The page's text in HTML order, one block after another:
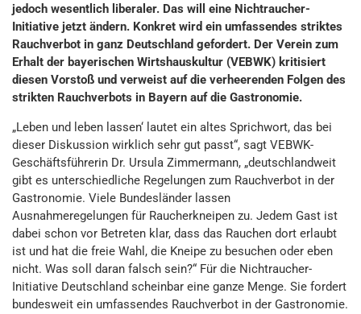
jedoch wesentlich liberaler. Das will eine Nichtraucher-
Initiative jetzt ändern. Konkret wird ein umfassendes striktes
Rauchverbot in ganz Deutschland gefordert. Der Verein zum
Erhalt der bayerischen Wirtshauskultur (VEBWK) kritisiert
diesen Vorstoß und verweist auf die verheerenden Folgen des
strikten Rauchverbots in Bayern auf die Gastronomie.
„Leben und leben lassen‘ lautet ein altes Sprichwort, das bei
dieser Diskussion wirklich sehr gut passt“, sagt VEBWK-
Geschäftsführerin Dr. Ursula Zimmermann, „deutschlandweit
gibt es unterschiedliche Regelungen zum Rauchverbot in der
Gastronomie. Viele Bundesländer lassen
Ausnahmeregelungen für Raucherkneipen zu. Jedem Gast ist
dabei schon vor Betreten klar, dass das Rauchen dort erlaubt
ist und hat die freie Wahl, die Kneipe zu besuchen oder eben
nicht. Was soll daran falsch sein?“ Für die Nichtraucher-
Initiative Deutschland scheinbar eine ganze Menge. Sie fordert
bundesweit ein umfassendes Rauchverbot in der Gastronomie.